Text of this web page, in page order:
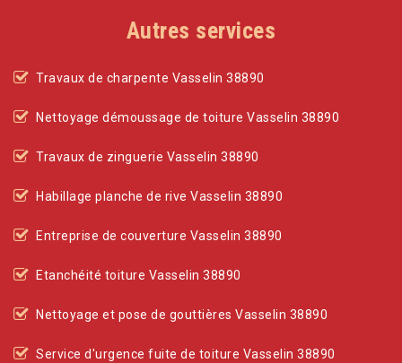
Autres services
Travaux de charpente Vasselin 38890
Nettoyage démoussage de toiture Vasselin 38890
Travaux de zinguerie Vasselin 38890
Habillage planche de rive Vasselin 38890
Entreprise de couverture Vasselin 38890
Etanchéité toiture Vasselin 38890
Nettoyage et pose de gouttières Vasselin 38890
Service d'urgence fuite de toiture Vasselin 38890